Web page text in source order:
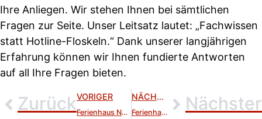
Ihre Anliegen. Wir stehen Ihnen bei sämtlichen
Fragen zur Seite. Unser Leitsatz lautet: „Fachwissen
statt Hotline-Floskeln.“ Dank unserer langjährigen
Erfahrung können wir Ihnen fundierte Antworten
auf all Ihre Fragen bieten.
ZurückVORIGER
Ferienhaus Nordland Deluxe
NÄCHSTER
Ferienhaus Nordland Nächster